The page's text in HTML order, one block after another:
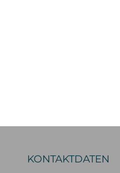
KONTAKTDATEN